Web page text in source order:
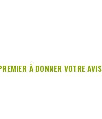
À DONNER VOTRE AVIS